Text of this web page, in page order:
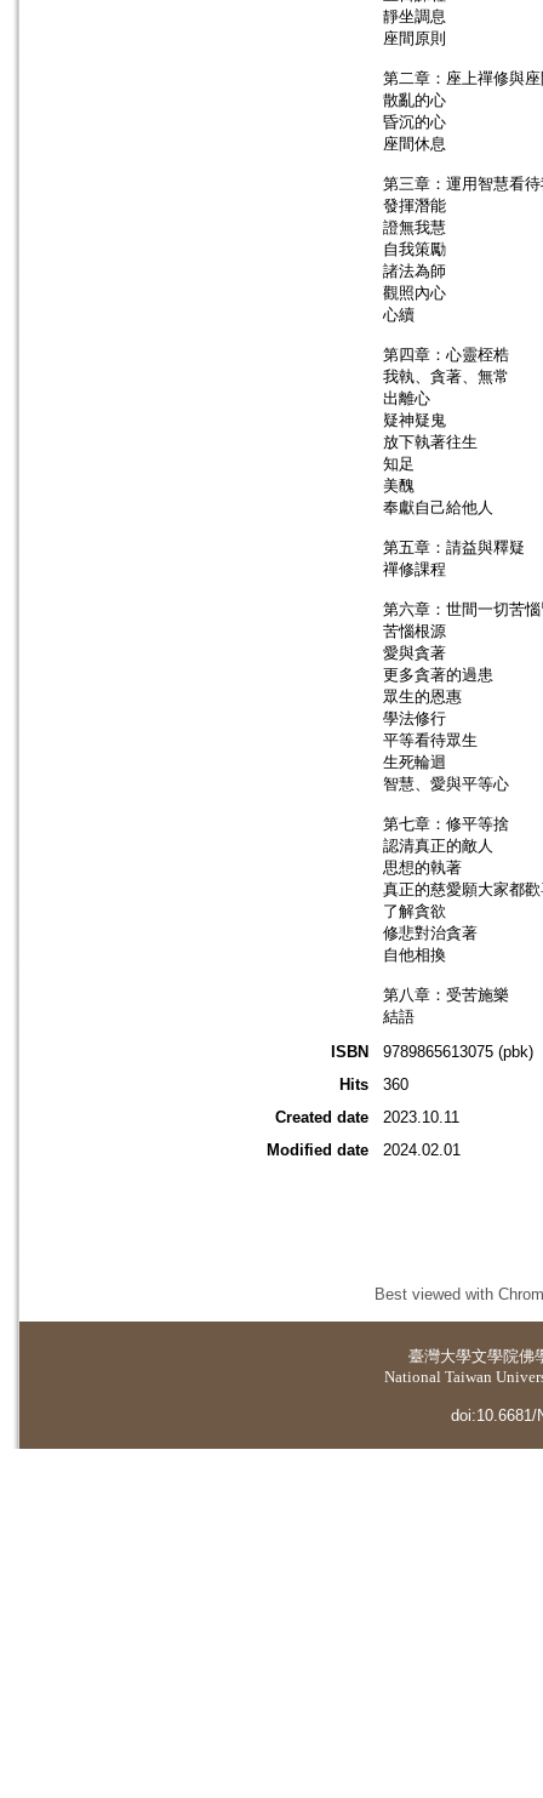
靜坐調息
座間原則
第二章：座上禪修與
散亂的心
昏沉的心
座間休息
第三章：運用智慧看
發揮潛能
證無我慧
自我策勵
諸法為師
觀照內心
心續
第四章：心靈桎梏
我執、貪著、無常
出離心
疑神疑鬼
放下執著往生
知足
美醜
奉獻自己給他人
第五章：請益與釋疑
禪修課程
第六章：世間一切苦
苦惱根源
愛與貪著
更多貪著的過患
眾生的恩惠
學法修行
平等看待眾生
生死輪迴
智慧、愛與平等心
第七章：修平等捨
認清真正的敵人
思想的執著
真正的慈愛願大家都
了解貪欲
修悲對治貪著
自他相換
第八章：受苦施樂
結語
ISBN
9789865613075 (pbk)
Hits
360
Created date
2023.10.11
Modified date
2024.02.01
Best viewed with
臺灣大學文學院佛
National Taiwan
doi:10.6681/